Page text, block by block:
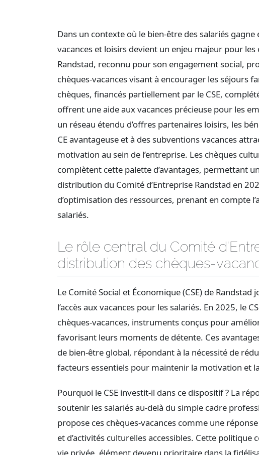
Dans un contexte où le bien-être des salariés gagne
vacances et loisirs devient un enjeu majeur pour
Randstad, reconnu pour son engagement social,
chèques-vacances visant à encourager les séjours
chèques, financés partiellement par le CSE,
offrent une aide aux vacances précieuse pour les
un réseau étendu d’offres partenaires loisirs, les
CE avantageuse et à des subventions vacances
motivation au sein de l’entreprise. Les chèques
complètent cette palette d’avantages, permettant
distribution du Comité d’Entreprise Randstad en
d’optimisation des ressources, prenant en compte
salariés.
Le rôle central du Comité
distribution des chèques-
Le Comité Social et Économique (CSE) de
l’accès aux vacances pour les salariés. En 2025, le
chèques-vacances, instruments conçus pour
favorisant leurs moments de détente. Ces
de bien-être global, répondant à la nécessité de
facteurs essentiels pour maintenir la motivation et
Pourquoi le CSE investit-il dans ce dispositif ? La
soutenir les salariés au-delà du simple cadre
propose ces chèques-vacances comme une
et d’activités culturelles accessibles. Cette politique